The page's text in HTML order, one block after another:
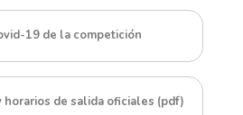
19 de la competición
horarios de salida oficiales (pdf)